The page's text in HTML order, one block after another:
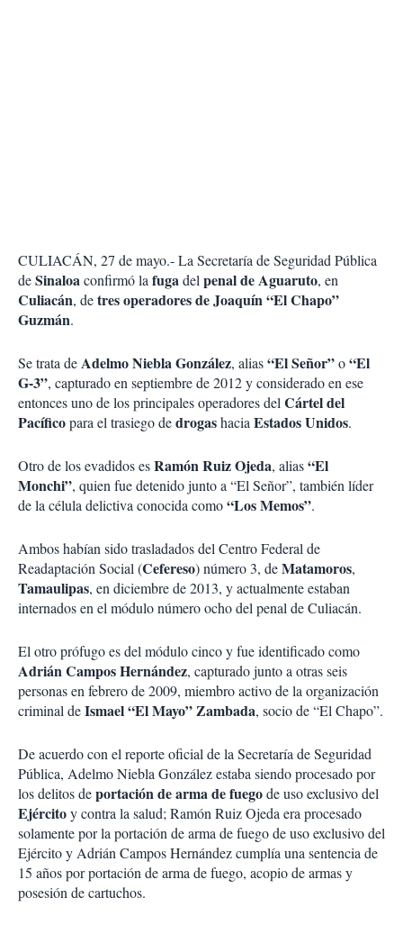
CULIACÁN, 27 de mayo.- La Secretaría de Seguridad Pública
deSinaloaconfirmó lafugadelpenal de Aguaruto, en
Culiacán, detres operadores de Joaquín “El Chapo”
Guzmán.
Se trata deAdelmo Niebla González, alias“El Señor”o“El
G-3”, capturado en septiembre de 2012 y considerado en ese
entonces uno de los principales operadores delCártel del
Pacíficopara el trasiego dedrogashaciaEstados Unidos.
Otro de los evadidos esRamón Ruiz Ojeda, alias“El
Monchi”, quien fue detenido junto a “El Señor”, también líder
de la célula delictiva conocida como“Los Memos”.
Ambos habían sido trasladados del Centro Federal de
Readaptación Social (Cefereso) número 3, deMatamoros,
Tamaulipas, en diciembre de 2013, y actualmente estaban
internados en el módulo número ocho del penal de Culiacán.
El otro prófugo es del módulo cinco y fue identificado como
Adrián Campos Hernández, capturado junto a otras seis
personas en febrero de 2009, miembro activo de la organización
criminal deIsmael “El Mayo” Zambada, socio de “El Chapo”.
De acuerdo con el reporte oficial de la Secretaría de Seguridad
Pública, Adelmo Niebla González estaba siendo procesado por
los delitos deportación de arma de fuegode uso exclusivo del
Ejércitoy contra la salud; Ramón Ruiz Ojeda era procesado
solamente por la portación de arma de fuego de uso exclusivo del
Ejército y Adrián Campos Hernández cumplía una sentencia de
15 años por portación de arma de fuego, acopio de armas y
posesión de cartuchos.